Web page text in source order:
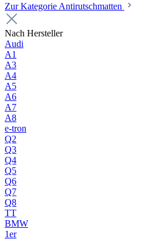
Zur Kategorie Antirutschmatten
Nach Hersteller
Audi
A1
A3
A4
A5
A6
A7
A8
e-tron
Q2
Q3
Q4
Q5
Q6
Q7
Q8
TT
BMW
1er